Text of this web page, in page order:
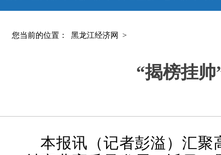
您当前的位置： 黑龙江经济网 >
“揭榜挂
本报讯（记者彭溢）汇聚